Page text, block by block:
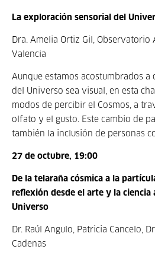
La exploración sensorial del
Dra. Amelia Ortiz Gil, Observatorio
Valencia
Aunque estamos acostumbrados a
del Universo sea visual, en esta
modos de percibir el Cosmos, a
olfato y el gusto. Este cambio de
también la inclusión de personas
27 de octubre, 19:00
De la telaraña cósmica a la
reflexión desde el arte y la ciencia
Universo
Dr. Raúl Angulo, Patricia Cancelo,
Cadenas